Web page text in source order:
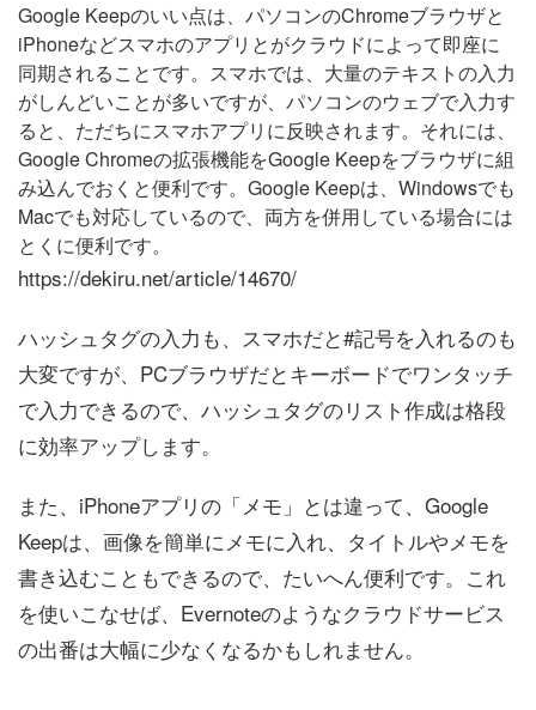
Google Keepのいい点は、パソコンのChromeブラウザと
iPhoneなどスマホのアプリとがクラウドによって即座に
同期されることです。スマホでは、大量のテキストの入力
がしんどいことが多いですが、パソコンのウェブで入力す
ると、ただちにスマホアプリに反映されます。それには、
Google Chromeの拡張機能をGoogle Keepをブラウザに組
み込んでおくと便利です。Google Keepは、Windowsでも
Macでも対応しているので、両方を併用している場合には
とくに便利です。
https://dekiru.net/article/14670/
ハッシュタグの入力も、スマホだと#記号を入れるのも
大変ですが、PCブラウザだとキーボードでワンタッチ
で入力できるので、ハッシュタグのリスト作成は格段
に効率アップします。
また、iPhoneアプリの「メモ」とは違って、Google
Keepは、画像を簡単にメモに入れ、タイトルやメモを
書き込むこともできるので、たいへん便利です。これ
を使いこなせば、Evernoteのようなクラウドサービス
の出番は大幅に少なくなるかもしれません。